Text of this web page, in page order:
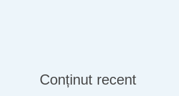
Conținut recent